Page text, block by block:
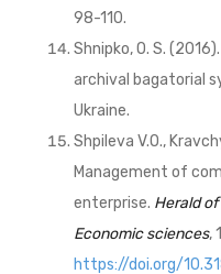
98-110.
Shnipko, O. S.
archival bagatorial
Ukraine.
Shpileva V.O.,
Management of
enterprise. Herald
Economic sciences,
https://doi.org/